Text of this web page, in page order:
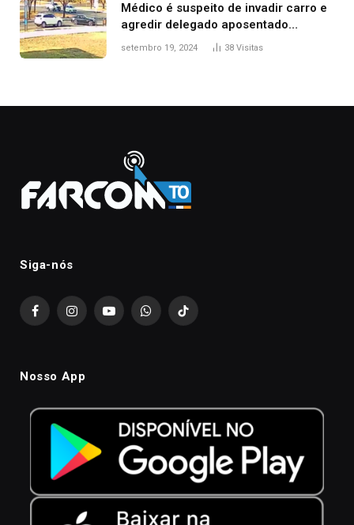
Médico é suspeito de invadir carro e
agredir delegado aposentado
durante confusão no trânsito
setembro 19, 2024 38 Visitas
Siga-nós
FacebookInstagramYouTubeWhatsAppTikTok
Nosso App